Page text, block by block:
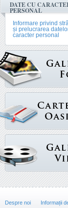
DATE CU
PERSONAL
Informare privind
și prelucrarea
caracter personal
Despre noi Informații